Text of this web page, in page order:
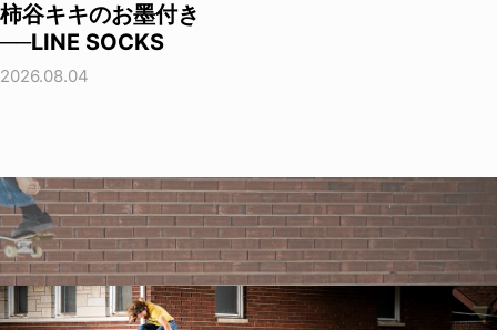
柿谷キキのお墨付き
──LINE SOCKS
2026.08.04